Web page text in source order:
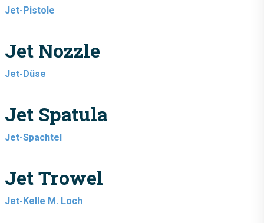
Jet-Pistole
Jet Nozzle
Jet-Düse
Jet Spatula
Jet-Spachtel
Jet Trowel
Jet-Kelle M. Loch